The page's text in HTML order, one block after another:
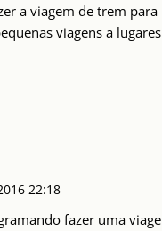
a viagem de trem
viagens a
22:18
fazer uma